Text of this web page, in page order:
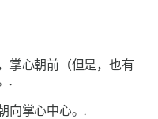
掌心朝前（但是，也有
.
向掌心中心。.